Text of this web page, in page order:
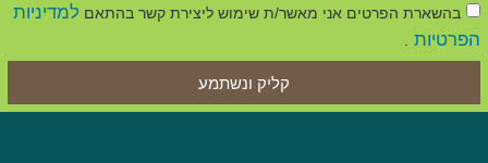
בהשארת הפרטים אני מאשר/ת שימוש ליצירת קשר בהתאם למדיניות
הפרטיות .
קליק ונשתמע